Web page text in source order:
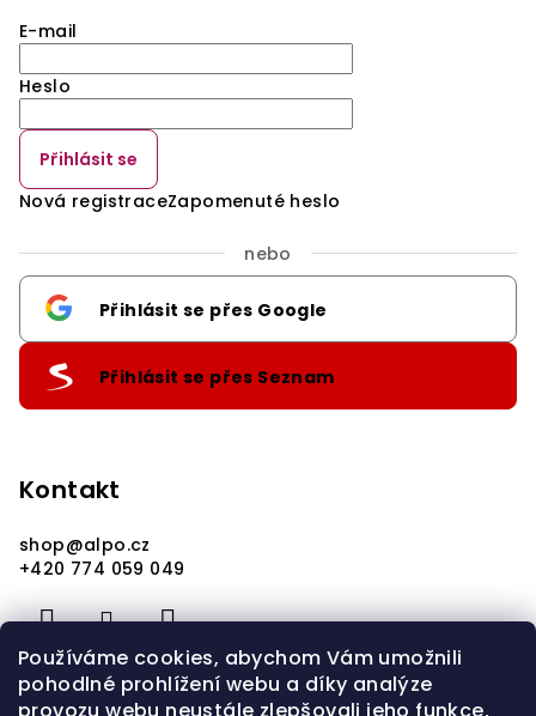
Používáme cookies, abychom Vám umožnili
pohodlné prohlížení webu a díky analýze
E-mail
Heslo
Přihlásit se
Nová registraceZapomenuté heslo
nebo
Přihlásit se přes Google
Přihlásit se přes Seznam
Kontakt
shop@alpo.cz
+420 774 059 049